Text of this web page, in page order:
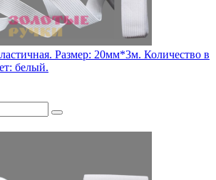
Размер: 20мм*3м. Количество в
белый.